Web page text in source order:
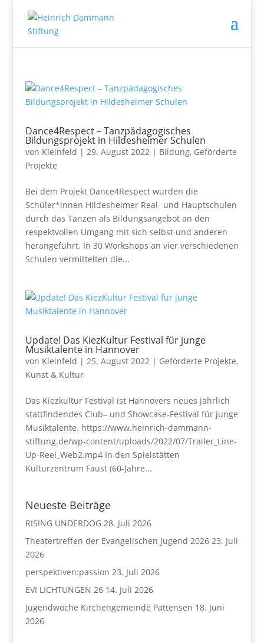
Dance4Respect – Tanzpädagogisches
Bildungsprojekt in Hildesheimer Schulen
von Kleinfeld | 29. August 2022| Bildung, Geförderte
Projekte
Bei dem Projekt Dance4Respect wurden die
Schüler*innen Hildesheimer Real- und Hauptschulen
durch das Tanzen als Bildungsangebot an den
respektvollen Umgang mit sich selbst und anderen
herangeführt. In 30 Workshops an vier verschiedenen
Schulen vermittelten die...
Update! Das KiezKultur Festival für junge
Musiktalente in Hannover
von Kleinfeld | 25. August 2022| Geförderte Projekte,
Kunst & Kultur
Das Kiezkultur Festival ist Hannovers neues jährlich
stattfindendes Club– und Showcase-Festival für junge
Musiktalente. https://www.heinrich-dammann-
stiftung.de/wp-content/uploads/2022/07/Trailer_Line-
Up-Reel_Web2.mp4 In den Spielstätten
Kulturzentrum Faust (60-Jahre...
Neueste Beiträge
RISING UNDERDOG 28. Juli 2026
Theatertreffen der Evangelischen Jugend 2026 23. Juli
2026
perspektiven:passion 23. Juli 2026
EVI LICHTUNGEN 26 14. Juli 2026
Jugendwoche Kirchengemeinde Pattensen 18. Juni
2026